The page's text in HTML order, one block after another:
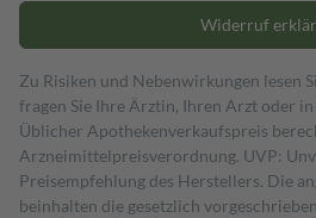
Widerruf
Zu Risiken und Nebenwirkungen lesen
fragen Sie Ihre Ärztin, Ihren Arzt oder
Üblicher Apothekenverkaufspreis
Arzneimittelpreisverordnung. UVP:
Preisempfehlung des Herstellers. Die
beinhalten die gesetzlich